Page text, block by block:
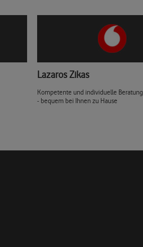
Lazaros Zikas
Kompetente und individuelle Beratung
- bequem bei Ihnen zu Hause